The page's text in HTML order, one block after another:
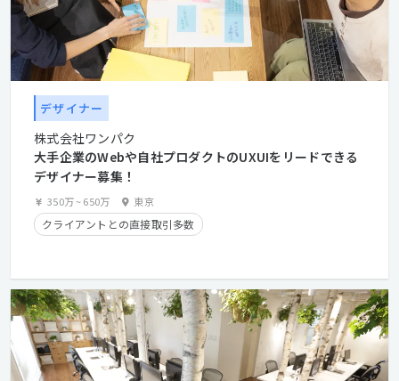
デザイナー
株式会社ワンパク
大手企業のWebや自社プロダクトのUXUIをリードできる
デザイナー募集！
350万~650万 東京
クライアントとの直接取引多数